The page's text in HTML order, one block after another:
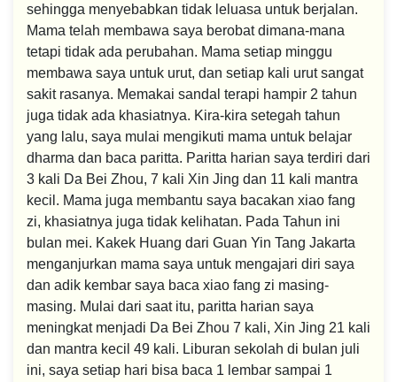
sehingga menyebabkan tidak leluasa untuk berjalan.
Mama telah membawa saya berobat dimana-mana
tetapi tidak ada perubahan. Mama setiap minggu
membawa saya untuk urut, dan setiap kali urut sangat
sakit rasanya. Memakai sandal terapi hampir 2 tahun
juga tidak ada khasiatnya. Kira-kira setegah tahun
yang lalu, saya mulai mengikuti mama untuk belajar
dharma dan baca paritta. Paritta harian saya terdiri dari
3 kali Da Bei Zhou, 7 kali Xin Jing dan 11 kali mantra
kecil. Mama juga membantu saya bacakan xiao fang
zi, khasiatnya juga tidak kelihatan. Pada Tahun ini
bulan mei. Kakek Huang dari Guan Yin Tang Jakarta
menganjurkan mama saya untuk mengajari diri saya
dan adik kembar saya baca xiao fang zi masing-
masing. Mulai dari saat itu, paritta harian saya
meningkat menjadi Da Bei Zhou 7 kali, Xin Jing 21 kali
dan mantra kecil 49 kali. Liburan sekolah di bulan juli
ini, saya setiap hari bisa baca 1 lembar sampai 1